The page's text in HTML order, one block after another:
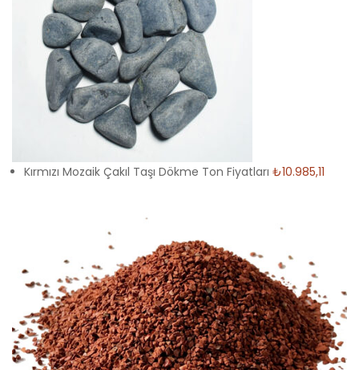
Kırmızı Mozaik Çakıl Taşı Dökme Ton Fiyatları ₺10.985,11